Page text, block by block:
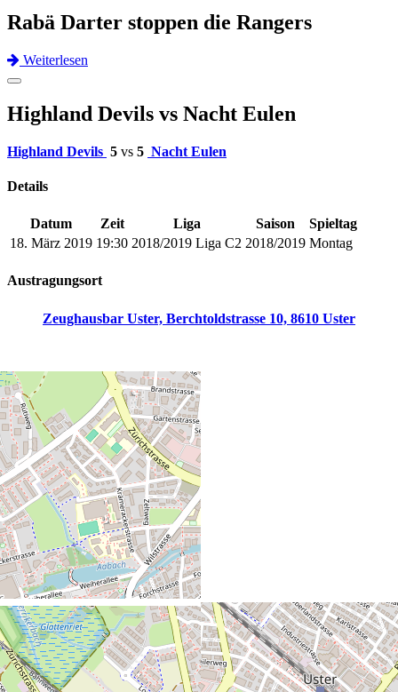
Rabä Darter stoppen die Rangers
Weiterlesen
Previous
Next
Toggle
Highland Devils vs Nacht Eulen
Highland Devils 5 vs 5 Nacht Eulen
Details
Datum Zeit Liga Saison
Spieltag
18. März 2019 19:30 2018/2019 Liga C2 2018/2019 Montag
Austragungsort
Zeughausbar Uster, Berchtoldstrasse 10, 8610 Uster
Berchtoldstrasse 10, 8610 Uster, Schweiz
Ergebnisse